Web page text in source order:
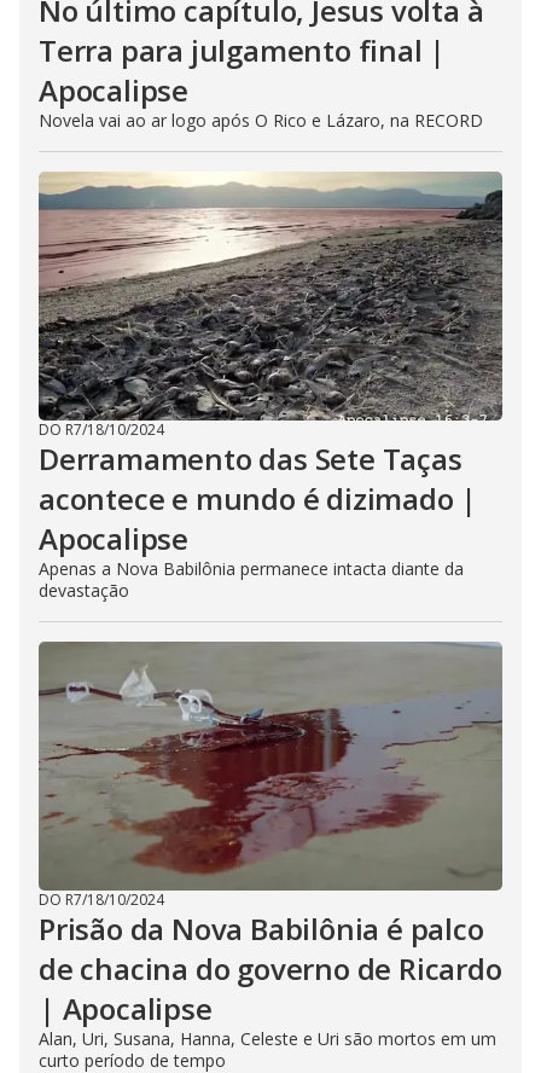
No último capítulo, Jesus volta à
Terra para julgamento final |
Apocalipse
Novela vai ao ar logo após O Rico e Lázaro, na RECORD
DO R7/18/10/2024
Derramamento das Sete Taças
acontece e mundo é dizimado |
Apocalipse
Apenas a Nova Babilônia permanece intacta diante da
devastação
DO R7/18/10/2024
Prisão da Nova Babilônia é palco
de chacina do governo de Ricardo
| Apocalipse
Alan, Uri, Susana, Hanna, Celeste e Uri são mortos em um
curto período de tempo